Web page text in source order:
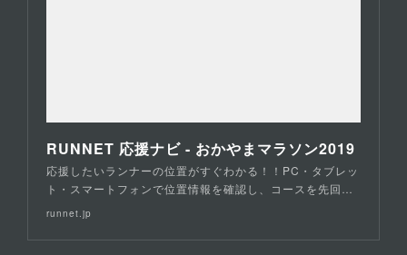
RUNNET 応援ナビ - おかやまマラソン2019
応援したいランナーの位置がすぐわかる！！PC・タブレッ
ト・スマートフォンで位置情報を確認し、コースを先回…
runnet.jp